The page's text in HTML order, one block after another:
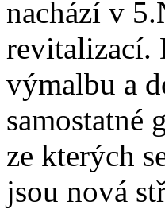
nachází v
revitalizací.
výmalbu a
samostatné
ze kterých
jsou nová